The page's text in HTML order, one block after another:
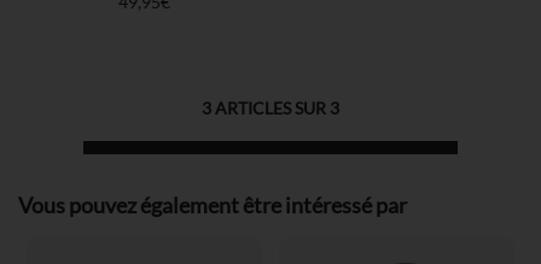
3 ARTICLES SUR 3
Vous pouvez également être intéressé par